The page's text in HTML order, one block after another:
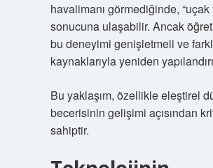
havalimanı görmediğinde, “uçak
sonucuna ulaşabilir. Ancak
bu deneyimi genişletmeli ve
kaynaklarıyla yeniden
Bu yaklaşım, özellikleeleştirel
becerisinin gelişimi açısından
sahiptir.